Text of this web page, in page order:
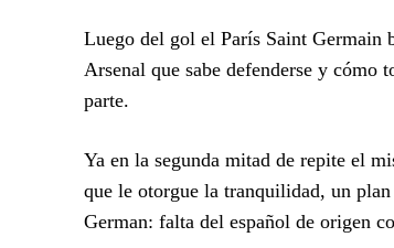
Luego del gol el París Saint Germain
Arsenal que sabe defenderse y cómo
parte.
Ya en la segunda mitad de repite el
que le otorgue la tranquilidad, un
German: falta del español de origen